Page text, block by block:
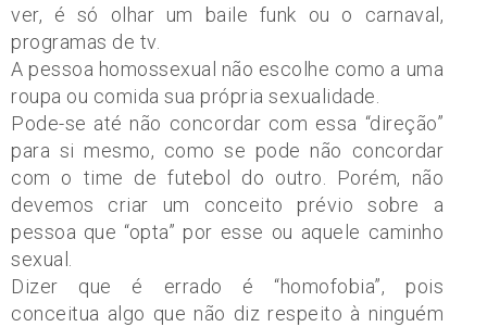
ver, é só olhar um baile funk ou o carnaval,
programas de tv.
A pessoa homossexual não escolhe como a uma
roupa ou comida sua própria sexualidade.
Pode-se até não concordar com essa “direção”
para si mesmo, como se pode não concordar
com o time de futebol do outro. Porém, não
devemos criar um conceito prévio sobre a
pessoa que “opta” por esse ou aquele caminho
sexual.
Dizer que é errado é “homofobia”, pois
conceitua algo que não diz respeito à ninguém